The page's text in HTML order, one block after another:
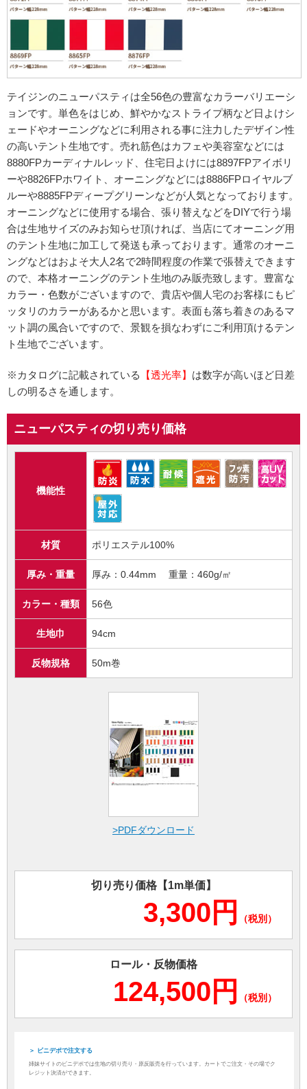
テイジンのニューパスティは全56色の豊富なカラーバリエーシ
ョンです。単色をはじめ、鮮やかなストライプ柄など日よけシ
ェードやオーニングなどに利用される事に注力したデザイン性
の高いテント生地です。売れ筋色はカフェや美容室などには
8880FPカーディナルレッド、住宅日よけには8897FPアイボリ
ーや8826FPホワイト、オーニングなどには8886FPロイヤルブ
ルーや8885FPディープグリーンなどが人気となっております。
オーニングなどに使用する場合、張り替えなどをDIYで行う場
合は生地サイズのみお知らせ頂ければ、当店にてオーニング用
のテント生地に加工して発送も承っております。通常のオーニ
ングなどはおよそ大人2名で2時間程度の作業で張替えできます
ので、本格オーニングのテント生地のみ販売致します。豊富な
カラー・色数がございますので、貴店や個人宅のお客様にもピ
ッタリのカラーがあるかと思います。表面も落ち着きのあるマ
ット調の風合いですので、景観を損なわずにご利用頂けるテン
ト生地でございます。
※カタログに記載されている 【透光率】 は数字が高いほど日差
しの明るさを通します。
ニューパスティの切り売り価格
>PDFダウンロード
機能性
材質 ポリエステル100%
厚み・重量 厚み：0.44mm 重量：460g/㎡
カラー・種類 56色
生地巾 94cm
反物規格 50m巻
切り売り価格【1m単価】
3,300円 （税別）
ロール・反物価格
124,500円 （税別）
＞ ビニデポで注文する
姉妹サイトのビニデポでは生地の切り売り・原反販売を行っています。カートでご注文・その場でク
レジット決済ができます。